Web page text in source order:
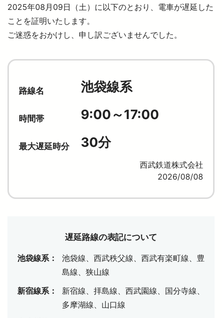
電車に乗る
暮らす
ニュースルーム
お忘れもの Lost＆Found
2025年08月09日（土）に以下のとおり、電車が遅延した
ことを証明いたします。
ご迷惑をおかけし、申し訳ございませんでした。
路線名 池袋線系
時間帯 9:00～17:00
最大遅延時分 30分
西武鉄道株式会社
2026/08/08
遅延路線の表記について
池袋線系：
池袋線、西武秩父線、西武有楽町線、豊
島線、狭山線
新宿線系：
新宿線、拝島線、西武園線、国分寺線、
多摩湖線、山口線